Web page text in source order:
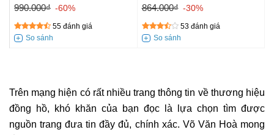
990.000₫ -60%
55 đánh giá
864.000₫ -30%
53 đánh giá
Trên mạng hiện có rất nhiều trang thông tin về thương hiệu
đồng hồ, khó khăn của bạn đọc là lựa chọn tìm được
nguồn trang đưa tin đầy đủ, chính xác. Võ Văn Hoà mong